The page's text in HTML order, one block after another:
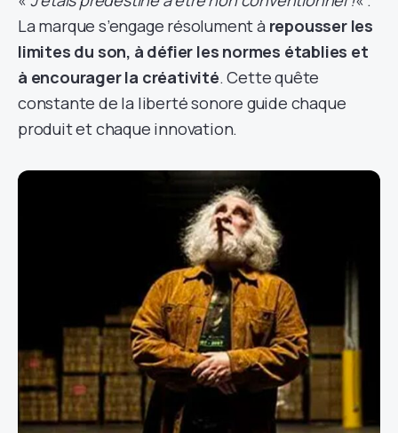
La marque s’engage résolument à repousser les
limites du son, à défier les normes établies et
à encourager la créativité. Cette quête
constante de la liberté sonore guide chaque
produit et chaque innovation.